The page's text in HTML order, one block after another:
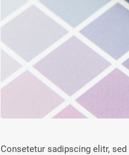
Consetetur sadipscing elitr,